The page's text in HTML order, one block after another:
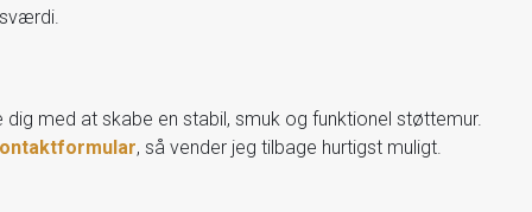
med at skabe en stabil, smuk og funktionel støttemur.
, så vender jeg tilbage hurtigst muligt.